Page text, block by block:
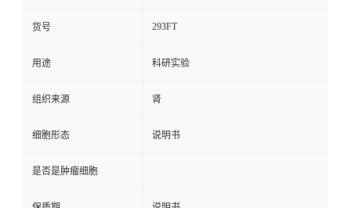
货号 293FT
用途 科研实验
组织来源 肾
细胞形态 说明书
是否是肿瘤细胞